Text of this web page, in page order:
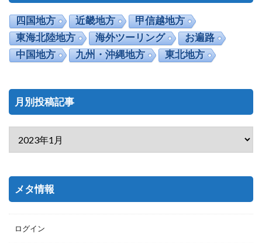
四国地方 近畿地方
甲信越地方
東海北陸地方
海外ツーリング
お遍路
中国地方
九州・沖縄地方 東北地方
月別投稿記事
メタ情報
ログイン